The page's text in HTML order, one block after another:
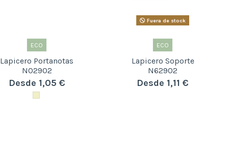
ECO
Lapicero Portanotas
N02902
Desde 1,05 €
Fuera de stock
ECO
Lapicero Soporte
N62902
Desde 1,11 €